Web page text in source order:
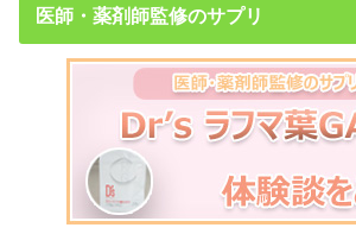
医師・薬剤師監修のサプリ